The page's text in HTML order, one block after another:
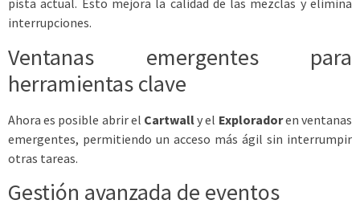
pista actual. Esto mejora la calidad de las mezclas y elimina
interrupciones.
Ventanas emergentes para
herramientas clave
Ahora es posible abrir el Cartwally el Exploradoren ventanas
emergentes, permitiendo un acceso más ágil sin interrumpir
otras tareas.
Gestión avanzada de eventos